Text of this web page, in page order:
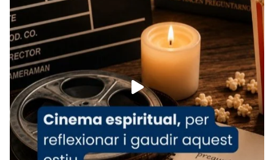
www.vaticannews.va/es/iglesia/news/2026-
07/carmina-historia-depresion-papa-viaje-
espana-testimoni...
Foto
View on Facebook · Share
Arquebisbat de Barcelona
2 weeks ago
«Avui les santes Juliana i Semproniana ens